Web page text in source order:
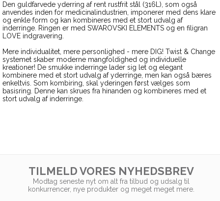
Den guldfarvede yderring af rent rustfrit stål (316L), som også
anvendes inden for medicinalindustrien, imponerer med dens klare
og enkle form og kan kombineres med et stort udvalg af
inderringe. Ringen er med SWAROVSKI ELEMENTS og en filigran
LOVE indgravering.
Mere individualitet, mere personlighed - mere DIG! Twist & Change
systemet skaber moderne mangfoldighed og individuelle
kreationer! De smukke inderringe lader sig let og elegant
kombinere med et stort udvalg af yderringe, men kan også bæres
enkeltvis. Som kombiring, skal yderingen først vælges som
basisring. Denne kan skrues fra hinanden og kombineres med et
stort udvalg af inderringe.
TILMELD VORES NYHEDSBREV
Modtag seneste nyt om alt fra tilbud og udsalg til
konkurrencer, nye produkter og meget meget mere.